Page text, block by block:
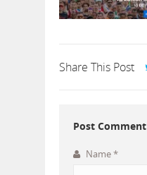
Share This Post
Post Comment
Name*